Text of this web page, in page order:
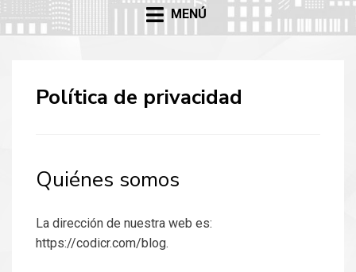
MENÚ
Política de privacidad
Quiénes somos
La dirección de nuestra web es:
https://codicr.com/blog.